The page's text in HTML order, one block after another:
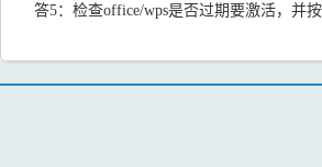
答5：检查office/wps是否过期要激活，并